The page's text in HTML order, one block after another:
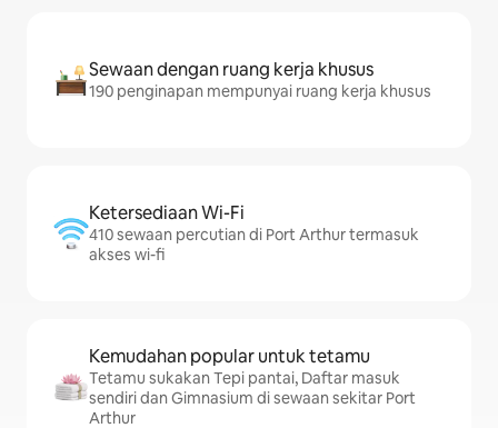
Sewaan dengan ruang kerja khusus
190 penginapan mempunyai ruang kerja khusus
Ketersediaan Wi-Fi
410 sewaan percutian di Port Arthur termasuk
akses wi-fi
Kemudahan popular untuk tetamu
Tetamu sukakan Tepi pantai, Daftar masuk
sendiri dan Gimnasium di sewaan sekitar Port
Arthur